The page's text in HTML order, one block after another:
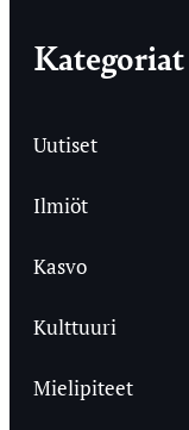
Kategoriat
Uutiset
Ilmiöt
Kasvo
Kulttuuri
Mielipiteet